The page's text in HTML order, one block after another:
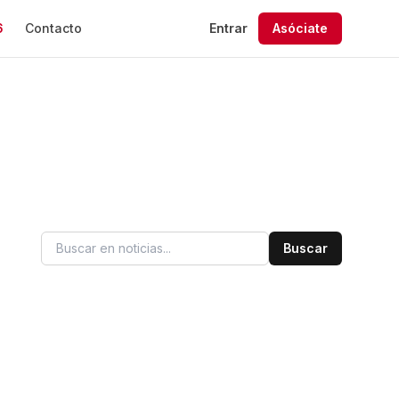
Contacto Entrar Asóciate
Buscar